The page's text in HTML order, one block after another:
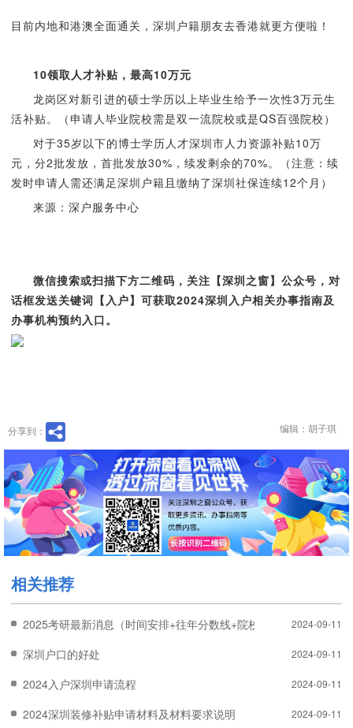
目前内地和港澳全面通关，深圳户籍朋友去香港就更方便啦！
10领取人才补贴，最高10万元
龙岗区对新引进的硕士学历以上毕业生给予一次性3万元生
活补贴。（申请人毕业院校需是双一流院校或是QS百强院校）
对于35岁以下的博士学历人才深圳市人力资源补贴10万
元，分2批发放，首批发放30%，续发剩余的70%。（注意：续
发时申请人需还满足深圳户籍且缴纳了深圳社保连续12个月）
来源：深户服务中心
微信搜索或扫描下方二维码，关注【深圳之窗】公众号，对
话框发送关键词【入户】可获取2024深圳入户相关办事指南及
办事机构预约入口。
分享到： 编辑：胡子琪
相关推荐
2025考研最新消息（时间安排+往年分数线+院校信息）2024-09-11
深圳户口的好处 2024-09-11
2024入户深圳申请流程 2024-09-11
2024深圳装修补贴申请材料及材料要求说明 2024-09-11